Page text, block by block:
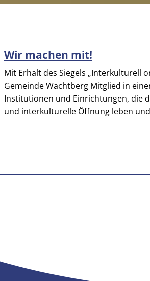
Wir machen mit!
Mit Erhalt des Siegels „Interkulturell
Gemeinde Wachtberg Mitglied in
Institutionen und Einrichtungen, die
und interkulturelle Öffnung leben